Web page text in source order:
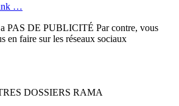
…
PAS DE PUBLICITÉ Par contre, vous
en faire sur les réseaux sociaux
DOSSIERS RAMA